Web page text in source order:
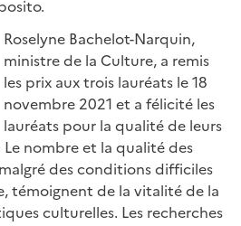
Roselyne Bachelot-Narquin,
ministre de la Culture, a remis
les prix aux trois lauréats le 18
novembre 2021 et a félicité les
lauréats pour la qualité de leurs
nombre et la qualité des
des conditions difficiles
témoignent de la vitalité de la
culturelles. Les recherches